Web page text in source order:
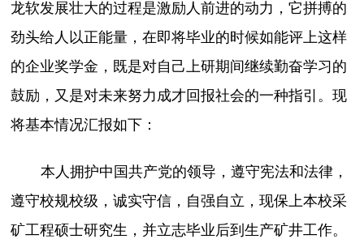
龙软发展壮大的过程是激励人前进的动力，它拼搏的
劲头给人以正能量，在即将毕业的时候如能评上这样
的企业奖学金，既是对自己上研期间继续勤奋学习的
鼓励，又是对未来努力成才回报社会的一种指引。现
将基本情况汇报如下：
本人拥护中国共产党的领导，遵守宪法和法律，
遵守校规校级，诚实守信，自强自立，现保上本校采
矿工程硕士研究生，并立志毕业后到生产矿井工作。